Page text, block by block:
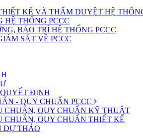
KẾ VÀ THẨM DUYỆT HỆ
HỆ THỐNG PCCC
BẢO TRÌ HỆ THỐNG PCCC
SÁT VỀ PCCC
ĐỊNH
- QUY CHUẨN PCCC
CHUẨN, QUY CHUẨN KỸ THUẬT
CHUẨN, QUY CHUẨN THIẾT KẾ
DỰ THẢO